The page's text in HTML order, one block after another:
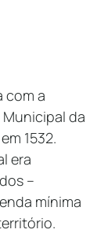
com a
da
1532.
era
–
mínima